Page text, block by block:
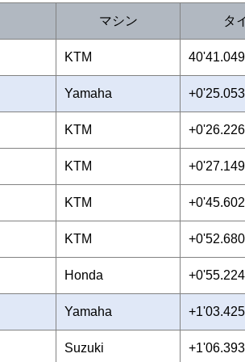
マシン タ
KTM 40'41.049
Yamaha +0'25.053
KTM +0'26.226
KTM +0'27.149
KTM +0'45.602
KTM +0'52.680
Honda +0'55.224
Yamaha +1'03.425
Suzuki +1'06.393